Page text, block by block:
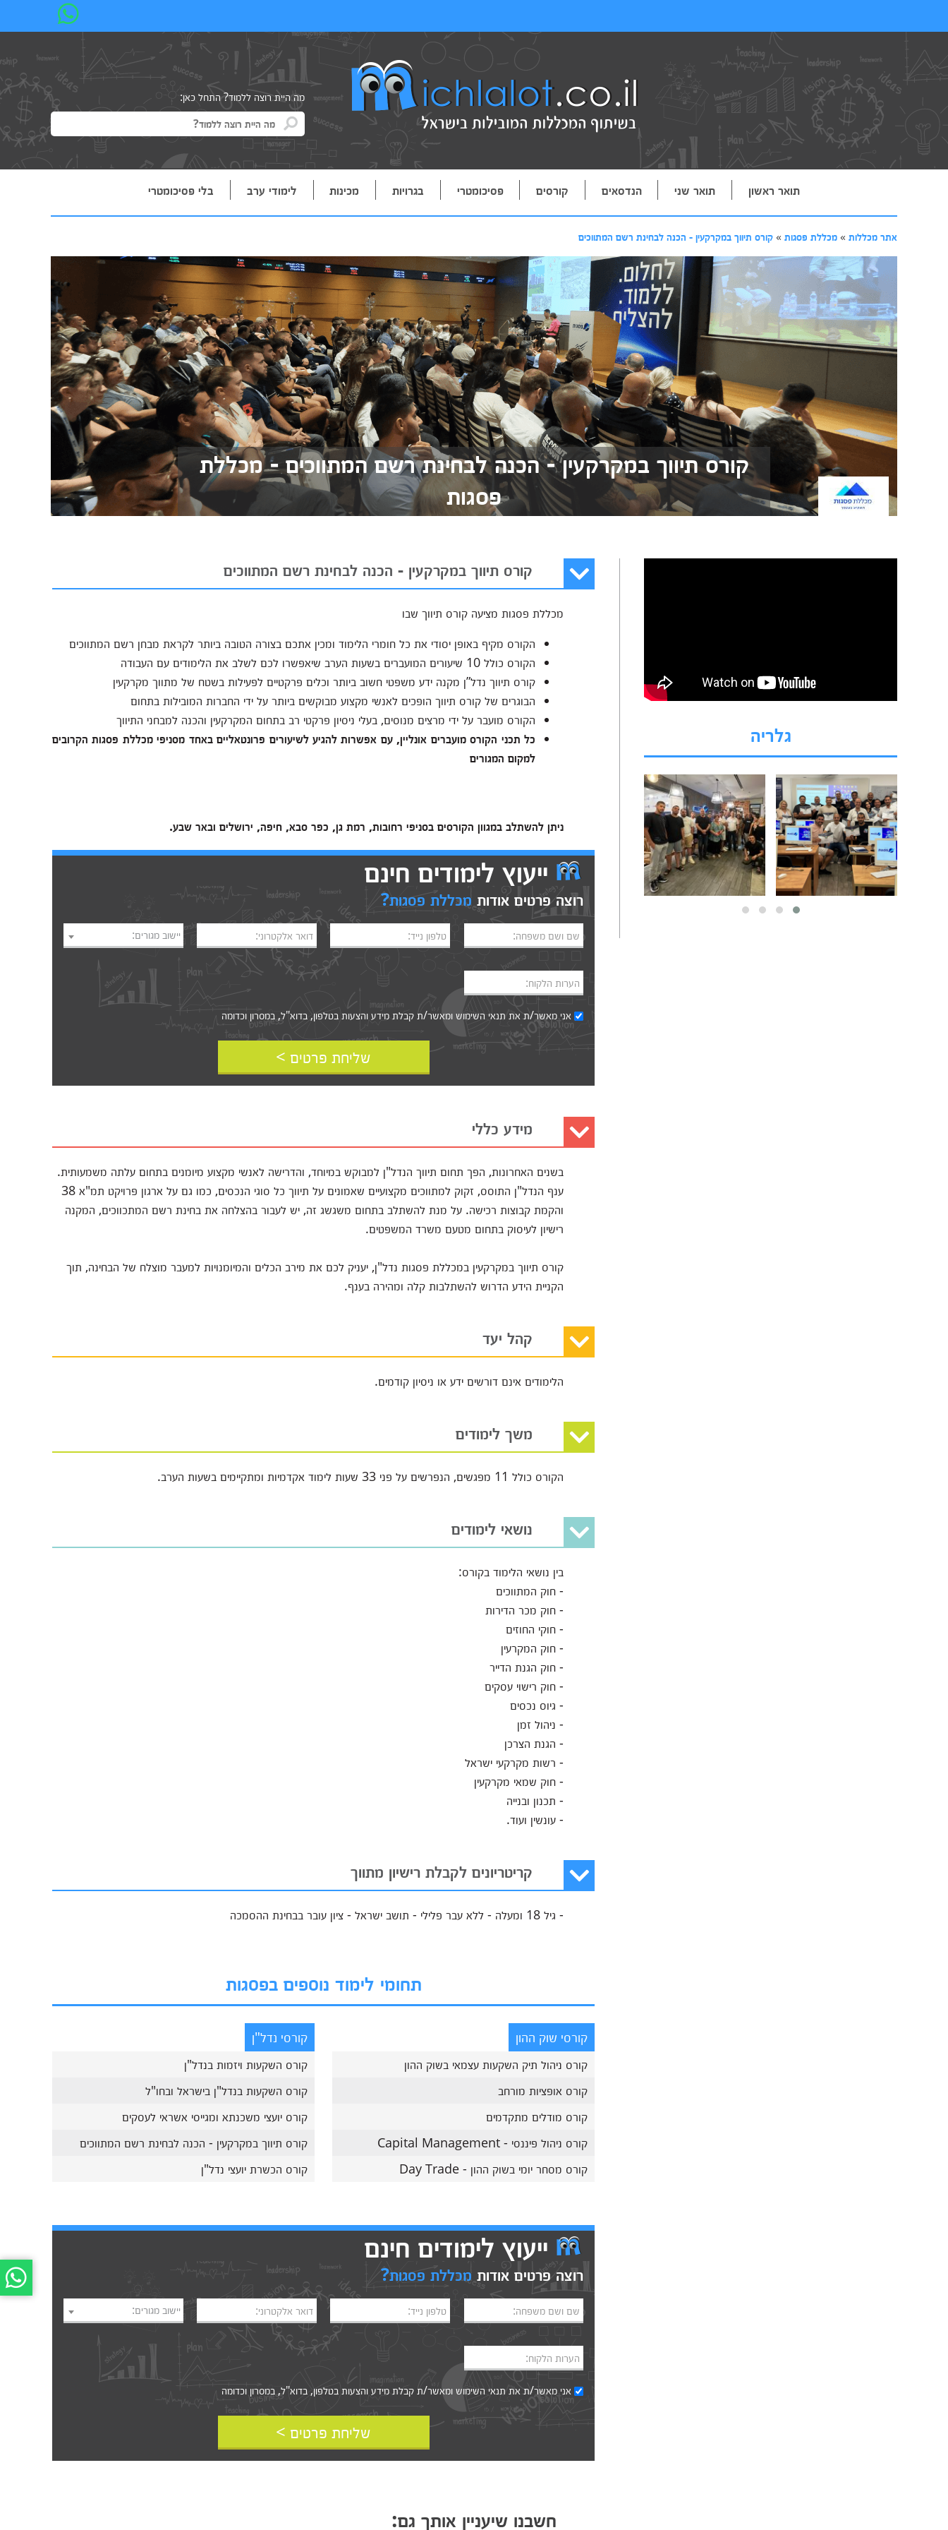
מה היית רוצה ללמוד? התחל כאן:
תואר ראשון תואר שני הנדסאים קורסים פסיכומטרי בגרויות מכינות לימודי ערב בלי פסיכומטרי
אתר מכללות » מכללת פסגות » קורס תיווך במקרקעין - הכנה לבחינת רשם המתווכים
קורס תיווך במקרקעין - הכנה לבחינת רשם המתווכים - מכללת
פסגות
גלריה
קורס תיווך במקרקעין - הכנה לבחינת רשם המתווכים
מכללת פסגות מציעה קורס תיווך שבו
הקורס מקיף באופן יסודי את כל חומרי הלימוד ומכין אתכם בצורה הטובה ביותר לקראת מבחן רשם המתווכים
הקורס כולל 10 שיעורים המועברים בשעות הערב שיאפשרו לכם לשלב את הלימודים עם העבודה
קורס תיווך נדל”ן מקנה ידע משפטי חשוב ביותר וכלים פרקטיים לפעילות בשטח של מתווך מקרקעין
הבוגרים של קורס תיווך הופכים לאנשי מקצוע מבוקשים ביותר על ידי החברות המובילות בתחום
הקורס מועבר על ידי מרצים מנוסים, בעלי ניסיון פרקטי רב בתחום המקרקעין והכנה למבחני התיווך
כל תכני הקורס מועברים אונליין, עם אפשרות להגיע לשיעורים פרונטאליים באחד מסניפי מכללת פסגות הקרובים
למקום המגורים
ניתן להשתלב במגוון הקורסים בסניפי רחובות, רמת גן, כפר סבא, חיפה, ירושלים ובאר שבע.
ייעוץ לימודים חינם
רוצה פרטים אודות מכללת פסגות?
שם ושם משפחה: טלפון נייד: דואר אלקטרוני: יישוב מגורים:
הערות הלקוח:
אני מאשר/ת את תנאי השימושומאשר/ת קבלת מידע והצעות בטלפון, בדוא"ל, במסרון וכדומה‎‎
שליחת פרטים >
מידע כללי
בשנים האחרונות, הפך תחום תיווך הנדל"ן למבוקש במיוחד, והדרישה לאנשי מקצוע מיומנים בתחום עלתה משמעותית.
ענף הנדל"ן התוסס, זקוק למתווכים מקצועיים שאמונים על תיווך כל סוגי הנכסים, כמו גם על ארגון פרויקט תמ"א 38
והקמת קבוצות רכישה. על מנת להשתלב בתחום משגשג זה, יש לעבור בהצלחה את בחינת רשם המתכווכים, המקנה
רישיון לעיסוק בתחום מטעם משרד המשפטים.
קורס תיווך במקרקעין במכללת פסגות נדל"ן, יעניק לכם את מירב הכלים והמיומנויות למעבר מוצלח של הבחינה, תוך
הקניית הידע הדרוש להשתלבות קלה ומהירה בענף.
קהל יעד
הלימודים אינם דורשים ידע או ניסיון קודמים.
משך לימודים
הקורס כולל 11 מפגשים, הנפרשים על פני 33 שעות לימוד אקדמיות ומתקיימים בשעות הערב.
נושאי לימודים
בין נושאי הלימוד בקורס:
- חוק המתווכים
- חוק מכר הדירות
- חוקי החוזים
- חוק המקרעין
- חוק הגנת הדייר
- חוק רישוי עסקים
- גיוס נכסים
- ניהול זמן
- הגנת הצרכן
- רשות מקרקעי ישראל
- חוק שמאי מקרקעין
- תכנון ובנייה
- עונשין ועוד.
קריטריונים לקבלת רישיון מתווך
- גיל 18 ומעלה - ללא עבר פלילי - תושב ישראל - ציון עובר בבחינת ההסמכה
תחומי לימוד נוספים בפסגות
קורסי שוק ההון
קורס ניהול תיק השקעות עצמאי בשוק ההון
קורס אופציות מורחב
קורס מודלים מתקדמים
קורס ניהול פיננסי - Capital Management
קורס מסחר יומי בשוק ההון - Day Trade
קורסי נדל"ן
קורס השקעות ויזמות בנדל"ן
קורס השקעות בנדל"ן בישראל ובחו"ל
קורס יועצי משכנתא ומגייסי אשראי לעסקים
קורס תיווך במקרקעין - הכנה לבחינת רשם המתווכים
קורס הכשרת יועצי נדל"ן
ייעוץ לימודים חינם
רוצה פרטים אודות מכללת פסגות?
שם ושם משפחה: טלפון נייד: דואר אלקטרוני: יישוב מגורים:
הערות הלקוח:
אני מאשר/ת את תנאי השימושומאשר/ת קבלת מידע והצעות בטלפון, בדוא"ל, במסרון וכדומה‎‎
שליחת פרטים >
חשבנו שיעניין אותך גם: